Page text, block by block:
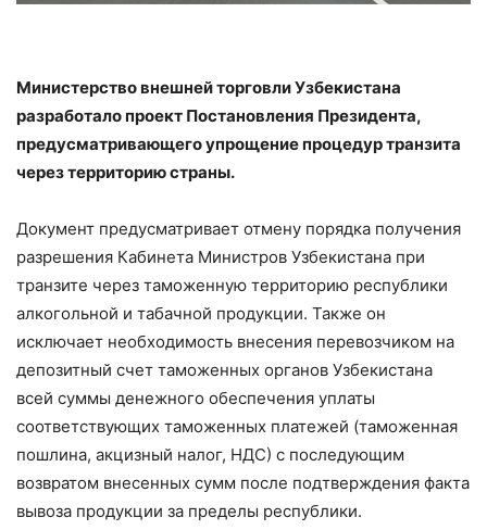
Министерство внешней торговли Узбекистана
разработало проект Постановления Президента,
предусматривающего упрощение процедур транзита
через территорию страны.
Документ предусматривает отмену порядка получения
разрешения Кабинета Министров Узбекистана при
транзите через таможенную территорию республики
алкогольной и табачной продукции. Также он
исключает необходимость внесения перевозчиком на
депозитный счет таможенных органов Узбекистана
всей суммы денежного обеспечения уплаты
соответствующих таможенных платежей (таможенная
пошлина, акцизный налог, НДС) с последующим
возвратом внесенных сумм после подтверждения факта
вывоза продукции за пределы республики.